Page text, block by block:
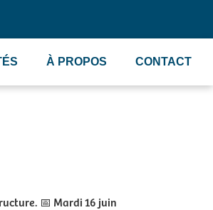
À PROPOS CONTACT
📅 Mardi 16 juin